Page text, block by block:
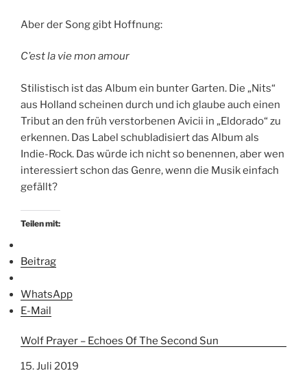
Aber der Song gibt Hoffnung:
C’est la vie mon amour
Stilistisch ist das Album ein bunter Garten. Die „Nits“
aus Holland scheinen durch und ich glaube auch einen
Tribut an den früh verstorbenen Avicii in „Eldorado“ zu
erkennen. Das Label schubladisiert das Album als
Indie-Rock. Das würde ich nicht so benennen, aber wen
interessiert schon das Genre, wenn die Musik einfach
gefällt?
Teilen mit:
Beitrag
WhatsApp
E-Mail
Wolf Prayer – Echoes Of The Second Sun
Datum
15. Juli 2019